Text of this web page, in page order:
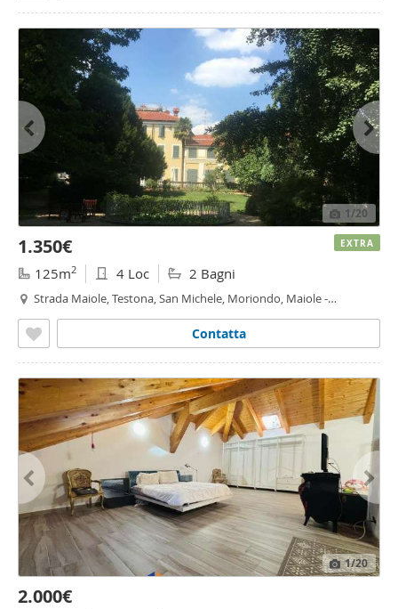
1/20
1.350€
125m2 4 Loc 2 Bagni
Strada Maiole, Testona, San Michele, Moriondo, Maiole -
Contatta
EXTRA
1/20
2.000€